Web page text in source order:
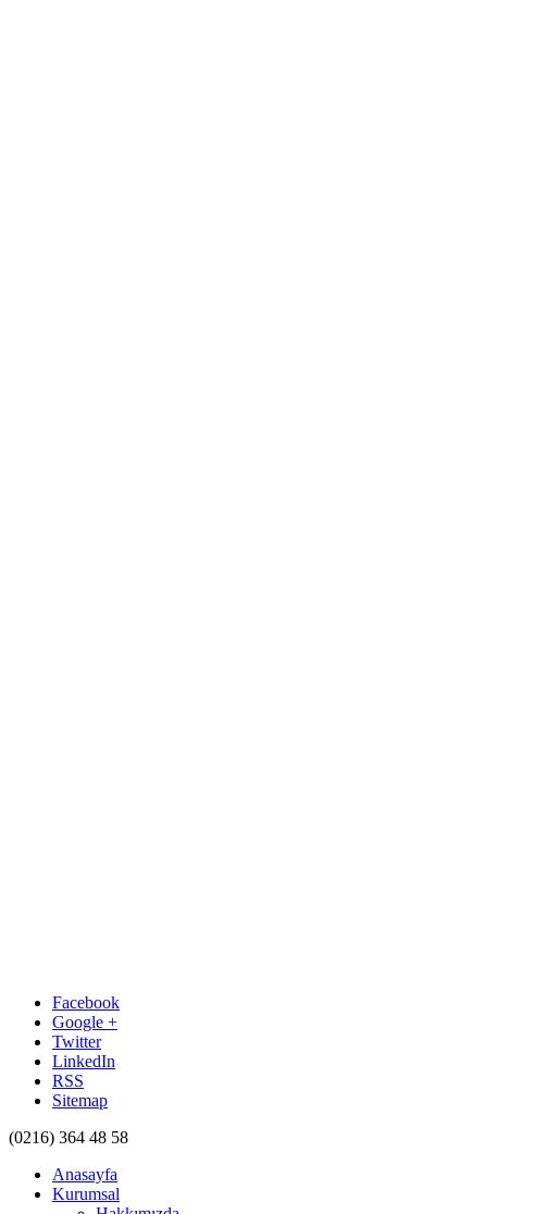
Facebook
Google +
Twitter
LinkedIn
RSS
Sitemap
(0216) 364 48 58
Anasayfa
Kurumsal